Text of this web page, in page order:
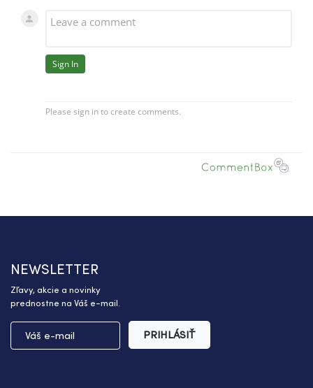
NEWSLETTER
Zľavy, akcie a novinky
prednostne na Váš e-mail.
PRIHLÁSIŤ